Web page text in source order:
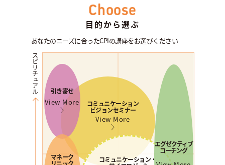
Choose
目的から選ぶ
あなたのニーズに合ったCPIの講座をお選びください
コミュニケーション
ビジョンセミナー
View More
コミュニケーション・
引き寄せ
View More
マネーク
エグゼクティブ
コーチング
スピリチュアル